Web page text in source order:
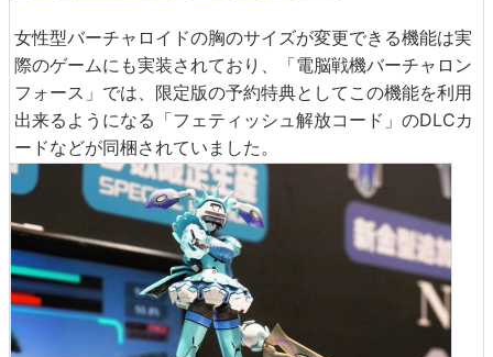
女性型バーチャロイドの胸のサイズが変更できる機能は実
際のゲームにも実装されており、「電脳戦機バーチャロン
フォース」では、限定版の予約特典としてこの機能を利用
出来るようになる「フェティッシュ解放コード」のDLCカ
ードなどが同梱されていました。